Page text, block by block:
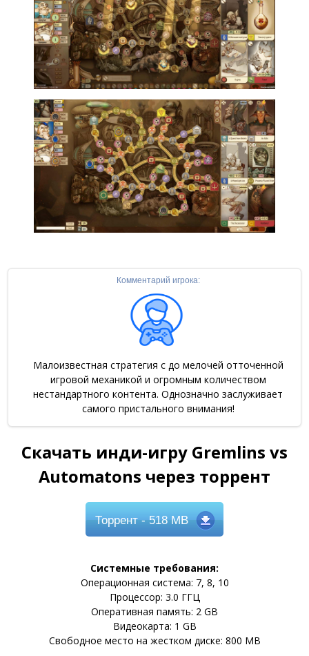
Комментарий игрока:
Малоизвестная стратегия с до мелочей отточенной
игровой механикой и огромным количеством
нестандартного контента. Однозначно заслуживает
самого пристального внимания!
Скачать инди-игру Gremlins vs
Automatons через торрент
Торрент- 518 MB
Системные требования:
Операционная система: 7, 8, 10
Процессор: 3.0 ГГЦ
Оперативная память: 2 GB
Видеокарта: 1 GB
Свободное место на жестком диске: 800 MB